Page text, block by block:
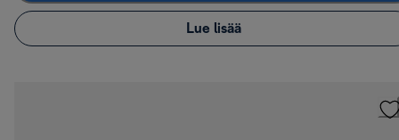
Lue lisää